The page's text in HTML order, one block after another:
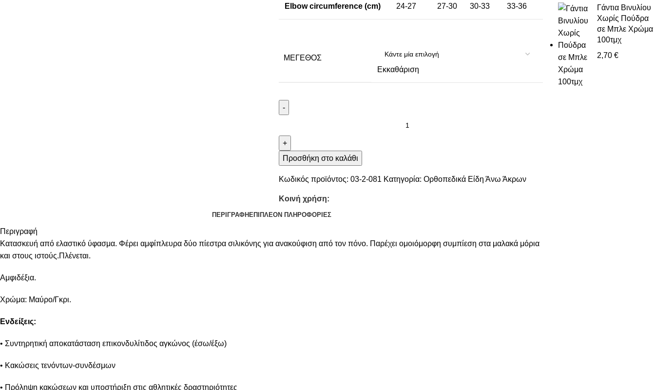
Elbow circumference (cm) 24-27 27-30 30-33 33-36
ΜΈΓΕΘΟΣ
Εκκαθάριση
-
+
Προσθήκη στο καλάθι
Κωδικός προϊόντος:03-2-081 Κατηγορία: Ορθοπεδικά Είδη Άνω Άκρων
Κοινή χρήση:
ΠΕΡΙΓΡΑΦΉ ΕΠΙΠΛΈΟΝ ΠΛΗΡΟΦΟΡΊΕΣ
Περιγραφή
Κατασκευή από ελαστικό ύφασμα. Φέρει αμφίπλευρα δύο πίεστρα σιλικόνης για ανακούφιση από τον πόνο. Παρέχει ομοιόμορφη συμπίεση στα μαλακά μόρια
και στους ιστούς.Πλένεται.
Αμφιδέξια.
Χρώμα: Μαύρο/Γκρι.
Ενδείξεις:
• Συντηρητική αποκατάσταση επικονδυλίτιδος αγκώνος (έσω/έξω)
• Κακώσεις τενόντων-συνδέσμων
• Πρόληψη κακώσεων και υποστήριξη στις αθλητικές δραστηριότητες
Γάντια Βινυλίου
Χωρίς Πούδρα
σε Μπλε Χρώμα
100τμχ
2,70 €